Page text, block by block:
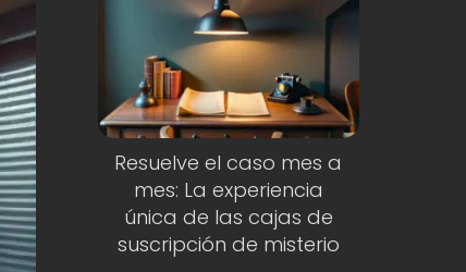
Resuelve el caso mes a
mes: La experiencia
única de las cajas de
suscripción de misterio